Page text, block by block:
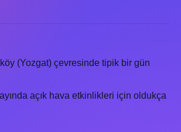
(Yozgat) çevresinde tipik bir gün
açık hava etkinlikleri için oldukça